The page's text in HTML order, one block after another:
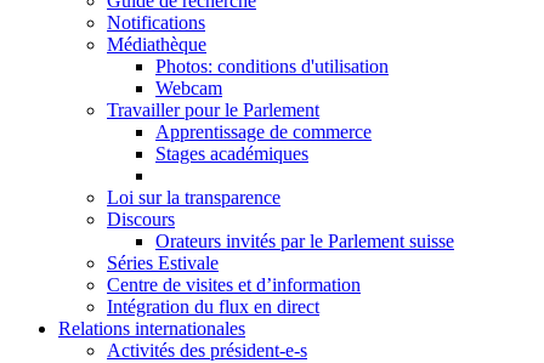
Notifications
Médiathèque
Photos: conditions d'utilisation
Webcam
Travailler pour le Parlement
Apprentissage de commerce
Stages académiques
Loi sur la transparence
Discours
Orateurs invités par le Parlement suisse
Séries Estivale
Centre de visites et d’information
Intégration du flux en direct
Relations internationales
Activités des président-e-s